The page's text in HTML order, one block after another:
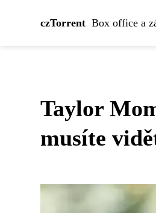
czTorrent Box office a
Taylor
musíte